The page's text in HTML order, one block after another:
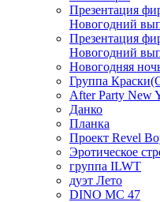
Презентация
Новогодний
Презентация
Новогодний
Новогодняя
Группа
After Party New
Данко
Планка
Проект Revel
Эротическое
группа ILWT
дуэт Лето
DINO MC 47